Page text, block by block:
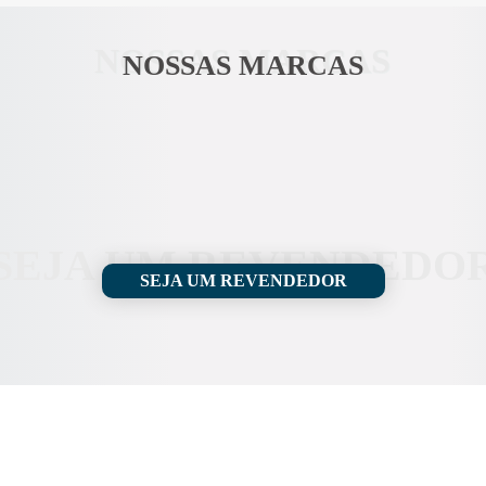
NOSSAS MARCAS
NOSSAS MARCAS
SEJA UMSEJA UM REVENDEDOR